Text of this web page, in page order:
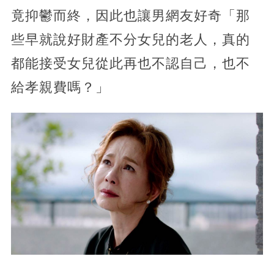
竟抑鬱而終，因此也讓男網友好奇「那
些早就說好財產不分女兒的老人，真的
都能接受女兒從此再也不認自己，也不
給孝親費嗎？」